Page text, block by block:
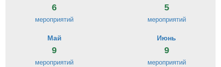
6
мероприятий
5
мероприятий
Май
9
мероприятий
Июнь
9
мероприятий